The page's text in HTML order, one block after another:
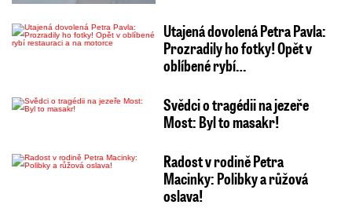
Utajená dovolená Petra Pavla:
Prozradily ho fotky! Opět v
oblíbené rybí…
Svědci o tragédii na jezeře
Most: Byl to masakr!
Radost v rodině Petra
Macinky: Polibky a růžová
oslava!